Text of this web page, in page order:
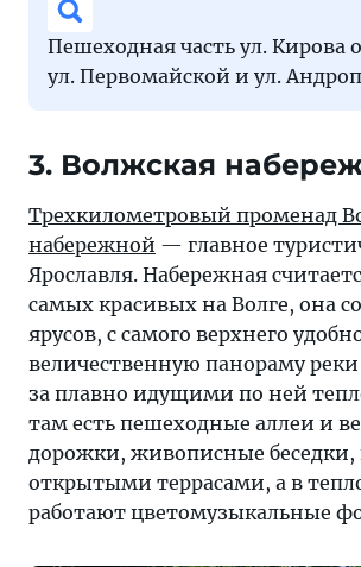
Пешеходная часть ул. Кирова
ул. Первомайской и ул.
3. Волжская
Трехкилометровый променад
набережной — главное
Ярославля. Набережная
самых красивых на Волге, она
ярусов, с самого верхнего
величественную панораму
за плавно идущими по ней
там есть пешеходные аллеи и
дорожки, живописные беседки,
открытыми террасами, а в
работают цветомузыкальные